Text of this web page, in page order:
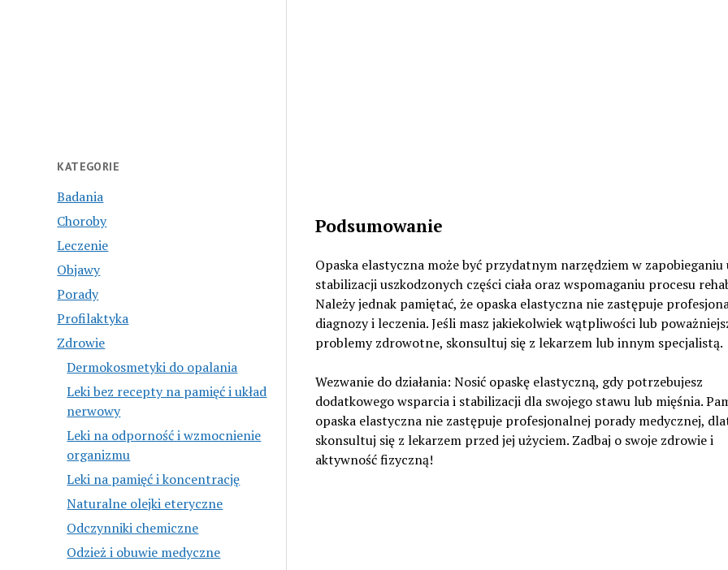
KATEGORIE
Badania
Choroby
Leczenie
Objawy
Porady
Profilaktyka
Zdrowie
Dermokosmetyki do opalania
Leki bez recepty na pamięć i układ
nerwowy
Leki na odporność i wzmocnienie
organizmu
Leki na pamięć i koncentrację
Naturalne olejki eteryczne
Odczynniki chemiczne
Odzież i obuwie medyczne
Podsumowanie
Opaska elastyczna może być przydatnym narzędziem w zapobieganiu
stabilizacji uszkodzonych części ciała oraz wspomaganiu procesu
Należy jednak pamiętać, że opaska elastyczna nie zastępuje
diagnozy i leczenia. Jeśli masz jakiekolwiek wątpliwości lub
problemy zdrowotne, skonsultuj się z lekarzem lub innym specjalistą.
Wezwanie do działania: Nosić opaskę elastyczną, gdy potrzebujesz
dodatkowego wsparcia i stabilizacji dla swojego stawu lub mięśnia.
opaska elastyczna nie zastępuje profesjonalnej porady medycznej,
skonsultuj się z lekarzem przed jej użyciem. Zadbaj o swoje zdrowie i
aktywność fizyczną!